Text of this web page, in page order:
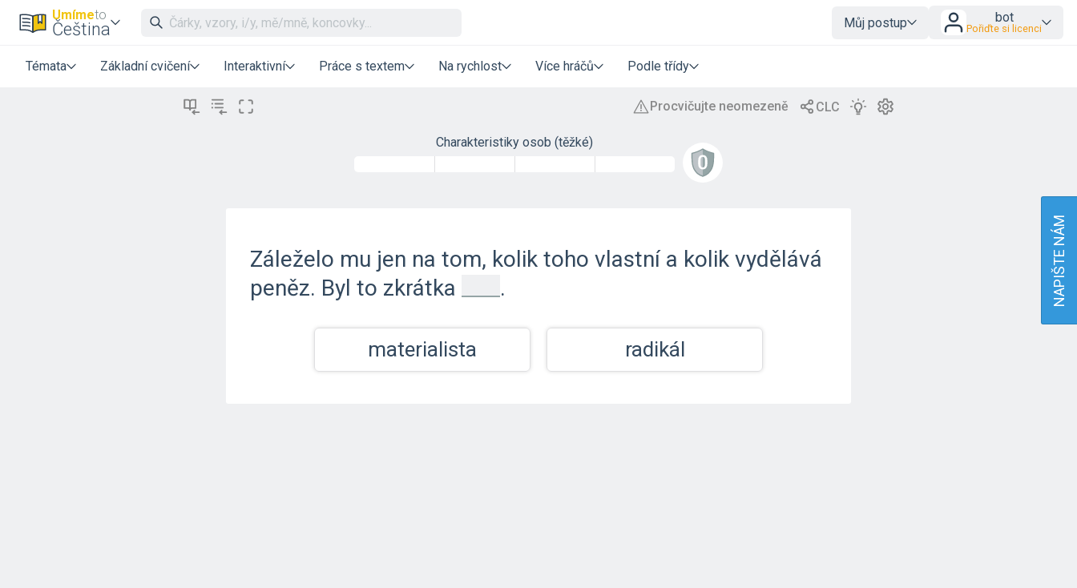
Umímeto
Čeština Můj postup bot
Pořiďte si licenci
Témata Základní cvičení Interaktivní Práce s textem Na rychlost Více hráčů Podle třídy
Charakteristiky osob (těžké)
Záleželo mu jen na tom, kolik toho vlastní a kolik vydělává
peněz. Byl to zkrátka
.
materialista radikál
NAPIŠTE NÁM